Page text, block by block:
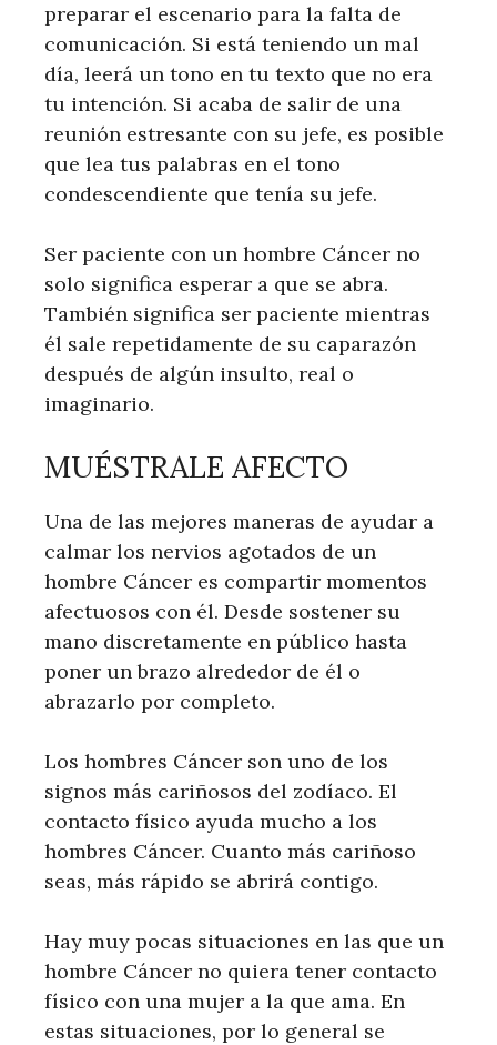
preparar el escenario para la falta de
comunicación. Si está teniendo un mal
día, leerá un tono en tu texto que no era
tu intención. Si acaba de salir de una
reunión estresante con su jefe, es posible
que lea tus palabras en el tono
condescendiente que tenía su jefe.
Ser paciente con un hombre Cáncer no
solo significa esperar a que se abra.
También significa ser paciente mientras
él sale repetidamente de su caparazón
después de algún insulto, real o
imaginario.
MUÉSTRALE AFECTO
Una de las mejores maneras de ayudar a
calmar los nervios agotados de un
hombre Cáncer es compartir momentos
afectuosos con él. Desde sostener su
mano discretamente en público hasta
poner un brazo alrededor de él o
abrazarlo por completo.
Los hombres Cáncer son uno de los
signos más cariñosos del zodíaco. El
contacto físico ayuda mucho a los
hombres Cáncer. Cuanto más cariñoso
seas, más rápido se abrirá contigo.
Hay muy pocas situaciones en las que un
hombre Cáncer no quiera tener contacto
físico con una mujer a la que ama. En
estas situaciones, por lo general se